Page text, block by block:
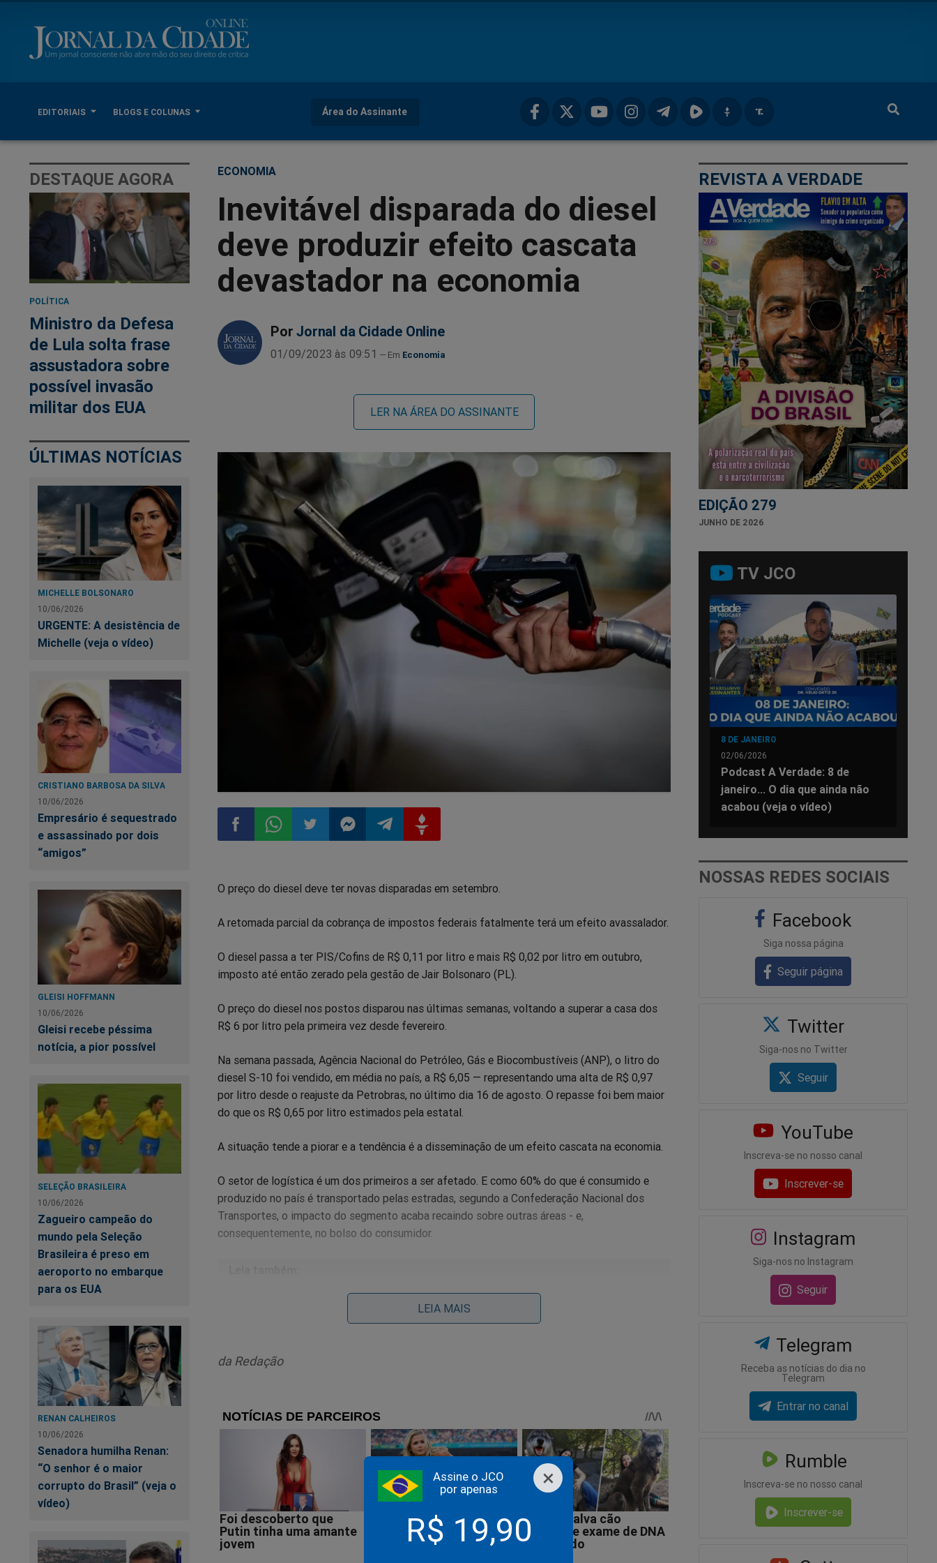
EDITORIAIS BLOGS E COLUNAS Área do Assinante
×
Assine o JCO
por apenas
R$ 19,90
DESTAQUE AGORA
POLÍTICA
Ministro da Defesa
de Lula solta frase
assustadora sobre
possível invasão
militar dos EUA
ÚLTIMAS NOTÍCIAS
MICHELLE BOLSONARO
10/06/2026
URGENTE: A desistência de
Michelle (veja o vídeo)
CRISTIANO BARBOSA DA SILVA
10/06/2026
Empresário é sequestrado
e assassinado por dois
“amigos”
GLEISI HOFFMANN
10/06/2026
Gleisi recebe péssima
notícia, a pior possível
SELEÇÃO BRASILEIRA
10/06/2026
Zagueiro campeão do
mundo pela Seleção
Brasileira é preso em
aeroporto no embarque
para os EUA
RENAN CALHEIROS
10/06/2026
Senadora humilha Renan:
“O senhor é o maior
corrupto do Brasil” (veja o
vídeo)
ECONOMIA
Inevitável disparada do diesel
deve produzir efeito cascata
devastador na economia
Por Jornal da Cidade Online
01/09/2023 às 09:51 Economia
LER NA ÁREA DO ASSINANTE
no
Facebook
no
Whatsapp
no
Twitter
no
Messenger
no
Telegram
no
Gettr
O preço do diesel deve ter novas disparadas em setembro.
A retomada parcial da cobrança de impostos federais fatalmente terá um efeito avassalador.
O diesel passa a ter PIS/Cofins de R$ 0,11 por litro e mais R$ 0,02 por litro em outubro,
imposto até então zerado pela gestão de Jair Bolsonaro (PL).
O preço do diesel nos postos disparou nas últimas semanas, voltando a superar a casa dos
R$ 6 por litro pela primeira vez desde fevereiro.
Na semana passada, Agência Nacional do Petróleo, Gás e Biocombustíveis (ANP), o litro do
diesel S-10 foi vendido, em média no país, a R$ 6,05 — representando uma alta de R$ 0,97
por litro desde o reajuste da Petrobras, no último dia 16 de agosto. O repasse foi bem maior
do que os R$ 0,65 por litro estimados pela estatal.
A situação tende a piorar e a tendência é a disseminação de um efeito cascata na economia.
O setor de logística é um dos primeiros a ser afetado. E como 60% do que é consumido e
produzido no país é transportado pelas estradas, segundo a Confederação Nacional dos
Transportes, o impacto do segmento acaba recaindo sobre outras áreas - e,
consequentemente, no bolso do consumidor.
Lula não detém monopólio da defesa dos trabalhadores... Aliás, Lula
defende tudo, menos os trabalhadores
Uma pergunta importante:
LEIA MAIS
da Redação
REVISTA A VERDADE
EDIÇÃO 279
JUNHO DE 2026
TV JCO
8 DE JANEIRO
02/06/2026
Podcast A Verdade: 8 de
janeiro... O dia que ainda não
acabou (veja o vídeo)
NOSSAS REDES SOCIAIS
Facebook
Siga nossa página
Seguir página
Twitter
Siga-nos no Twitter
Seguir
YouTube
Inscreva-se no nosso canal
Inscrever-se
Instagram
Siga-nos no Instagram
Seguir
Telegram
Receba as notícias do dia no
Telegram
Entrar no canal
Rumble
Inscreva-se no nosso canal
Inscrever-se